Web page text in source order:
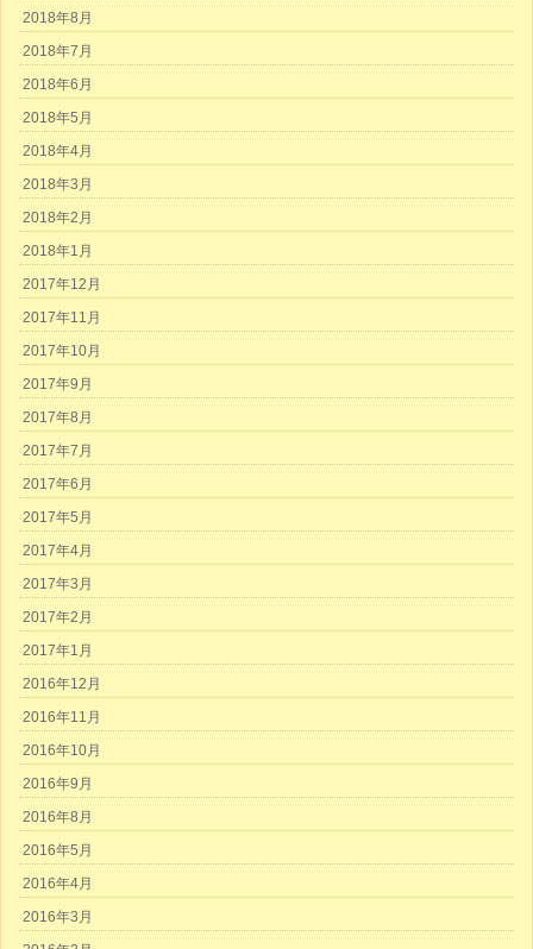
2018年8月
2018年7月
2018年6月
2018年5月
2018年4月
2018年3月
2018年2月
2018年1月
2017年12月
2017年11月
2017年10月
2017年9月
2017年8月
2017年7月
2017年6月
2017年5月
2017年4月
2017年3月
2017年2月
2017年1月
2016年12月
2016年11月
2016年10月
2016年9月
2016年8月
2016年5月
2016年4月
2016年3月